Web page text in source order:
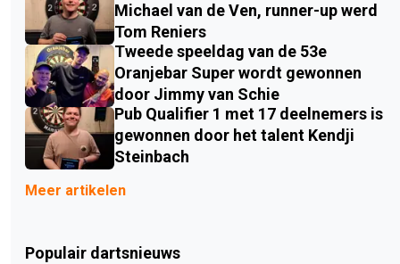
Michael van de Ven, runner-up werd
Tom Reniers
Tweede speeldag van de 53e
Oranjebar Super wordt gewonnen
door Jimmy van Schie
Pub Qualifier 1 met 17 deelnemers is
gewonnen door het talent Kendji
Steinbach
Meer artikelen
Populair dartsnieuws